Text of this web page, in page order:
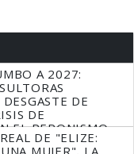
A 2027:
DE
DE
EL PERONISMO
DE "ELIZE:
MUJER", LA